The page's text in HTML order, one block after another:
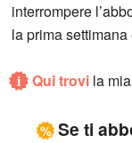
interrompere
la prima settimana
i Qui trovi la
% Se ti